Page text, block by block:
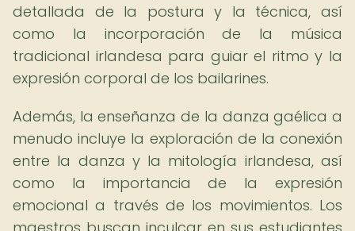
detallada de la postura y la técnica, así
como la incorporación de la música
tradicional irlandesa para guiar el ritmo y la
expresión corporal de los bailarines.
Además, la enseñanza de la danza gaélica a
menudo incluye la exploración de la conexión
entre la danza y la mitología irlandesa, así
como la importancia de la expresión
emocional a través de los movimientos. Los